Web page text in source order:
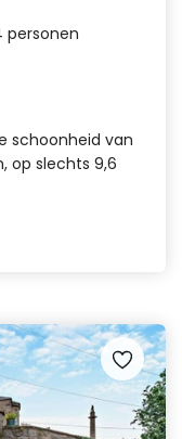
personen
schoonheid van
op slechts 9,6